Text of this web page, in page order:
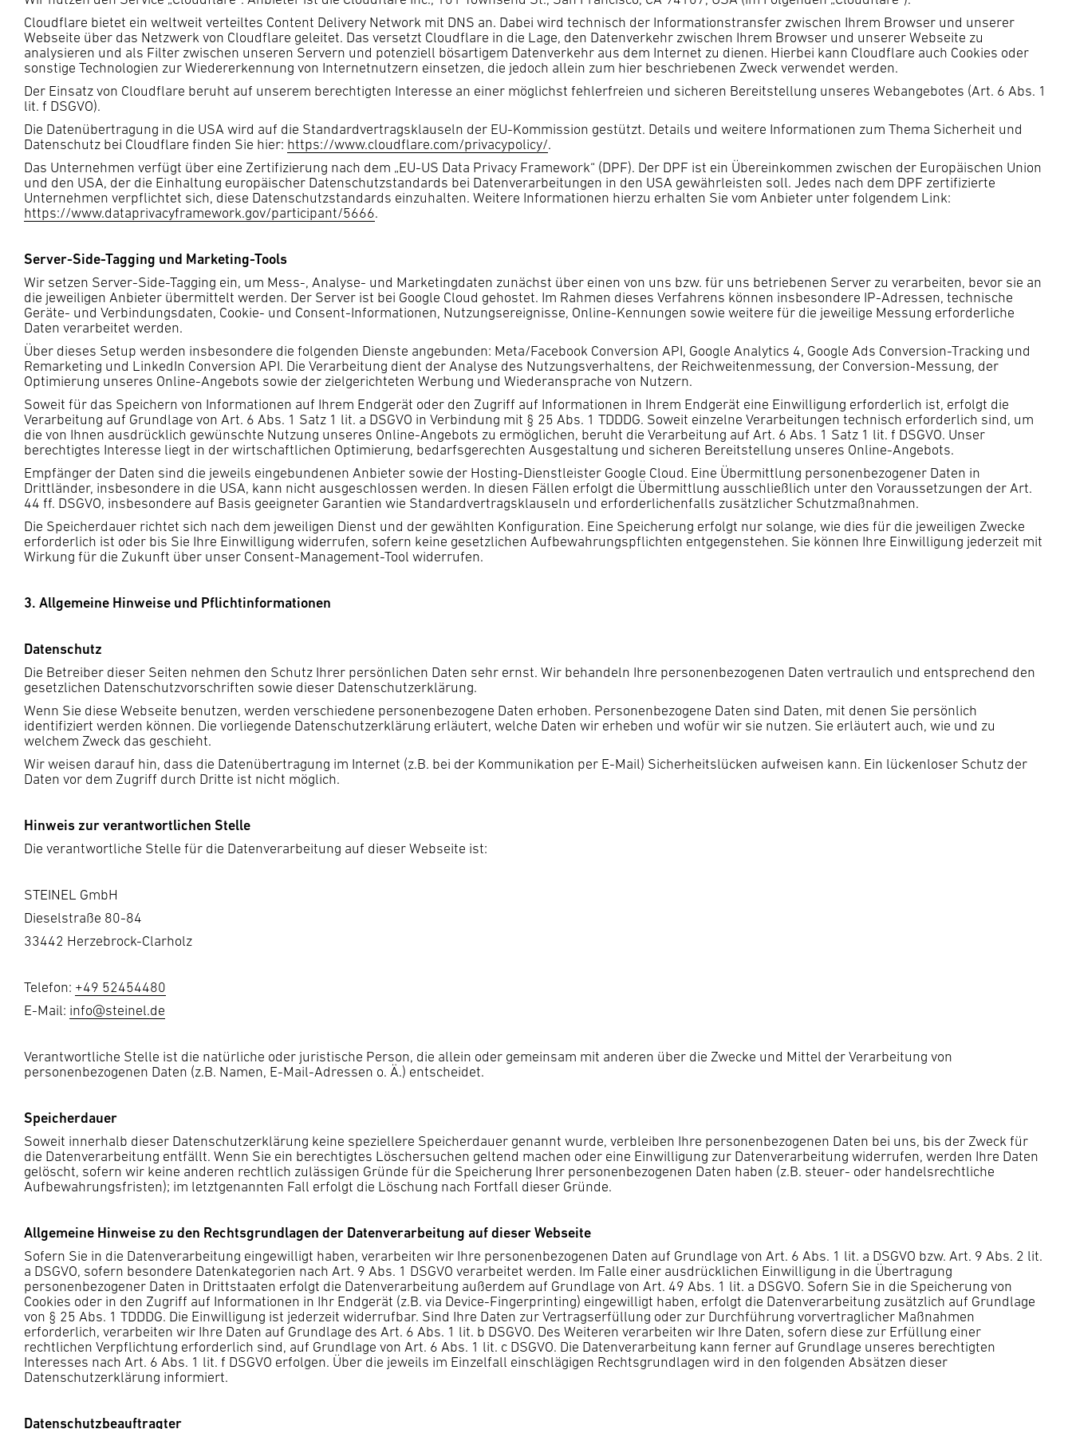
Cloudflare bietet ein weltweit verteiltes Content Delivery Network mit DNS an. Dabei wird technisch der Informationstransfer zwischen Ihrem Browser und unserer
Webseite über das Netzwerk von Cloudflare geleitet. Das versetzt Cloudflare in die Lage, den Datenverkehr zwischen Ihrem Browser und unserer Webseite zu
analysieren und als Filter zwischen unseren Servern und potenziell bösartigem Datenverkehr aus dem Internet zu dienen. Hierbei kann Cloudflare auch Cookies oder
sonstige Technologien zur Wiedererkennung von Internetnutzern einsetzen, die jedoch allein zum hier beschriebenen Zweck verwendet werden.
Der Einsatz von Cloudflare beruht auf unserem berechtigten Interesse an einer möglichst fehlerfreien und sicheren Bereitstellung unseres Webangebotes (Art. 6 Abs. 1
lit. f DSGVO).
Die Datenübertragung in die USA wird auf die Standardvertragsklauseln der EU-Kommission gestützt. Details und weitere Informationen zum Thema Sicherheit und
Datenschutz bei Cloudflare finden Sie hier: https://www.cloudflare.com/privacypolicy/.
Das Unternehmen verfügt über eine Zertifizierung nach dem „EU-US Data Privacy Framework“ (DPF). Der DPF ist ein Übereinkommen zwischen der Europäischen Union
und den USA, der die Einhaltung europäischer Datenschutzstandards bei Datenverarbeitungen in den USA gewährleisten soll. Jedes nach dem DPF zertifizierte
Unternehmen verpflichtet sich, diese Datenschutzstandards einzuhalten. Weitere Informationen hierzu erhalten Sie vom Anbieter unter folgendem Link:
https://www.dataprivacyframework.gov/participant/5666.
Server-Side-Tagging und Marketing-Tools
Wir setzen Server-Side-Tagging ein, um Mess-, Analyse- und Marketingdaten zunächst über einen von uns bzw. für uns betriebenen Server zu verarbeiten, bevor sie an
die jeweiligen Anbieter übermittelt werden. Der Server ist bei Google Cloud gehostet. Im Rahmen dieses Verfahrens können insbesondere IP-Adressen, technische
Geräte- und Verbindungsdaten, Cookie- und Consent-Informationen, Nutzungsereignisse, Online-Kennungen sowie weitere für die jeweilige Messung erforderliche
Daten verarbeitet werden.
Über dieses Setup werden insbesondere die folgenden Dienste angebunden: Meta/Facebook Conversion API, Google Analytics 4, Google Ads Conversion-Tracking und
Remarketing und LinkedIn Conversion API. Die Verarbeitung dient der Analyse des Nutzungsverhaltens, der Reichweitenmessung, der Conversion-Messung, der
Optimierung unseres Online-Angebots sowie der zielgerichteten Werbung und Wiederansprache von Nutzern.
Soweit für das Speichern von Informationen auf Ihrem Endgerät oder den Zugriff auf Informationen in Ihrem Endgerät eine Einwilligung erforderlich ist, erfolgt die
Verarbeitung auf Grundlage von Art. 6 Abs. 1 Satz 1 lit. a DSGVO in Verbindung mit § 25 Abs. 1 TDDDG. Soweit einzelne Verarbeitungen technisch erforderlich sind, um
die von Ihnen ausdrücklich gewünschte Nutzung unseres Online-Angebots zu ermöglichen, beruht die Verarbeitung auf Art. 6 Abs. 1 Satz 1 lit. f DSGVO. Unser
berechtigtes Interesse liegt in der wirtschaftlichen Optimierung, bedarfsgerechten Ausgestaltung und sicheren Bereitstellung unseres Online-Angebots.
Empfänger der Daten sind die jeweils eingebundenen Anbieter sowie der Hosting-Dienstleister Google Cloud. Eine Übermittlung personenbezogener Daten in
Drittländer, insbesondere in die USA, kann nicht ausgeschlossen werden. In diesen Fällen erfolgt die Übermittlung ausschließlich unter den Voraussetzungen der Art.
44 ff. DSGVO, insbesondere auf Basis geeigneter Garantien wie Standardvertragsklauseln und erforderlichenfalls zusätzlicher Schutzmaßnahmen.
Die Speicherdauer richtet sich nach dem jeweiligen Dienst und der gewählten Konfiguration. Eine Speicherung erfolgt nur solange, wie dies für die jeweiligen Zwecke
erforderlich ist oder bis Sie Ihre Einwilligung widerrufen, sofern keine gesetzlichen Aufbewahrungspflichten entgegenstehen. Sie können Ihre Einwilligung jederzeit mit
Wirkung für die Zukunft über unser Consent-Management-Tool widerrufen.
3. Allgemeine Hinweise und Pflichtinformationen
Datenschutz
Die Betreiber dieser Seiten nehmen den Schutz Ihrer persönlichen Daten sehr ernst. Wir behandeln Ihre personenbezogenen Daten vertraulich und entsprechend den
gesetzlichen Datenschutzvorschriften sowie dieser Datenschutzerklärung.
Wenn Sie diese Webseite benutzen, werden verschiedene personenbezogene Daten erhoben. Personenbezogene Daten sind Daten, mit denen Sie persönlich
identifiziert werden können. Die vorliegende Datenschutzerklärung erläutert, welche Daten wir erheben und wofür wir sie nutzen. Sie erläutert auch, wie und zu
welchem Zweck das geschieht.
Wir weisen darauf hin, dass die Datenübertragung im Internet (z.B. bei der Kommunikation per E-Mail) Sicherheitslücken aufweisen kann. Ein lückenloser Schutz der
Daten vor dem Zugriff durch Dritte ist nicht möglich.
Hinweis zur verantwortlichen Stelle
Die verantwortliche Stelle für die Datenverarbeitung auf dieser Webseite ist:
STEINEL GmbH
Dieselstraße 80-84
33442 Herzebrock-Clarholz
Telefon: +49 52454480
E-Mail: info@steinel.de
Verantwortliche Stelle ist die natürliche oder juristische Person, die allein oder gemeinsam mit anderen über die Zwecke und Mittel der Verarbeitung von
personenbezogenen Daten (z.B. Namen, E-Mail-Adressen o. Ä.) entscheidet.
Speicherdauer
Soweit innerhalb dieser Datenschutzerklärung keine speziellere Speicherdauer genannt wurde, verbleiben Ihre personenbezogenen Daten bei uns, bis der Zweck für
die Datenverarbeitung entfällt. Wenn Sie ein berechtigtes Löschersuchen geltend machen oder eine Einwilligung zur Datenverarbeitung widerrufen, werden Ihre Daten
gelöscht, sofern wir keine anderen rechtlich zulässigen Gründe für die Speicherung Ihrer personenbezogenen Daten haben (z.B. steuer- oder handelsrechtliche
Aufbewahrungsfristen); im letztgenannten Fall erfolgt die Löschung nach Fortfall dieser Gründe.
Allgemeine Hinweise zu den Rechtsgrundlagen der Datenverarbeitung auf dieser Webseite
Sofern Sie in die Datenverarbeitung eingewilligt haben, verarbeiten wir Ihre personenbezogenen Daten auf Grundlage von Art. 6 Abs. 1 lit. a DSGVO bzw. Art. 9 Abs. 2 lit.
a DSGVO, sofern besondere Datenkategorien nach Art. 9 Abs. 1 DSGVO verarbeitet werden. Im Falle einer ausdrücklichen Einwilligung in die Übertragung
personenbezogener Daten in Drittstaaten erfolgt die Datenverarbeitung außerdem auf Grundlage von Art. 49 Abs. 1 lit. a DSGVO. Sofern Sie in die Speicherung von
Cookies oder in den Zugriff auf Informationen in Ihr Endgerät (z.B. via Device-Fingerprinting) eingewilligt haben, erfolgt die Datenverarbeitung zusätzlich auf Grundlage
von § 25 Abs. 1 TDDDG. Die Einwilligung ist jederzeit widerrufbar. Sind Ihre Daten zur Vertragserfüllung oder zur Durchführung vorvertraglicher Maßnahmen
erforderlich, verarbeiten wir Ihre Daten auf Grundlage des Art. 6 Abs. 1 lit. b DSGVO. Des Weiteren verarbeiten wir Ihre Daten, sofern diese zur Erfüllung einer
rechtlichen Verpflichtung erforderlich sind, auf Grundlage von Art. 6 Abs. 1 lit. c DSGVO. Die Datenverarbeitung kann ferner auf Grundlage unseres berechtigten
Interesses nach Art. 6 Abs. 1 lit. f DSGVO erfolgen. Über die jeweils im Einzelfall einschlägigen Rechtsgrundlagen wird in den folgenden Absätzen dieser
Datenschutzerklärung informiert.
Datenschutzbeauftragter